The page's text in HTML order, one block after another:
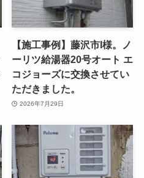
【施工事例】藤沢市I様。ノ
ーリツ給湯器20号オート エ
コジョーズに交換させてい
ただきました。
2026年7月29日